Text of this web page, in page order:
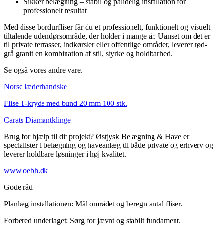
Sikker belægning – stabil og pålidelig installation for
professionelt resultat
Med disse bordurfliser får du et professionelt, funktionelt og visuelt
tiltalende udendørsområde, der holder i mange år. Uanset om det er
til private terrasser, indkørsler eller offentlige områder, leverer rød-
grå granit en kombination af stil, styrke og holdbarhed.
Se også vores andre vare.
Norse læderhandske
Flise T-kryds med bund 20 mm 100 stk.
Carats Diamantklinge
Brug for hjælp til dit projekt? Østjysk Belægning & Have er
specialister i belægning og haveanlæg til både private og erhverv og
leverer holdbare løsninger i høj kvalitet.
www.oebh.dk
Gode råd
Planlæg installationen: Mål området og beregn antal fliser.
Forbered underlaget: Sørg for jævnt og stabilt fundament.